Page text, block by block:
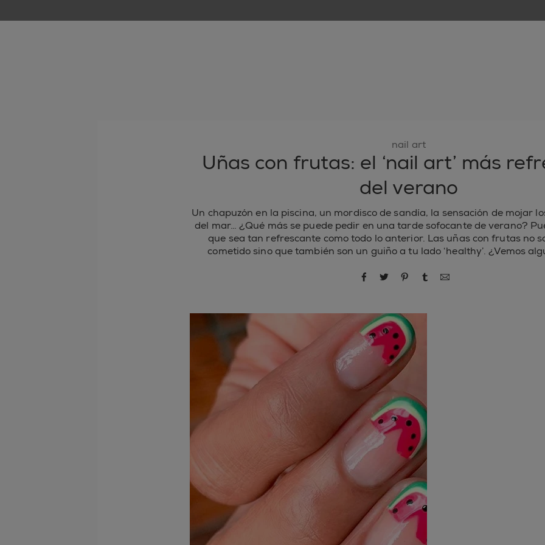
nail art
Uñas con frutas: el ‘nail art’ más
del verano
Un chapuzón en la piscina, un mordisco de sandía, la sensación de mojar
del mar… ¿Qué más se puede pedir en una tarde sofocante de verano?
que sea tan refrescante como todo lo anterior. Las uñas con frutas no
cometido sino que también son un guiño a tu lado ‘healthy’. ¿Vemos
compartir por Facebook
compartir por Twitter
compartir por Pinterest
compartir por Tumblr
compartir por